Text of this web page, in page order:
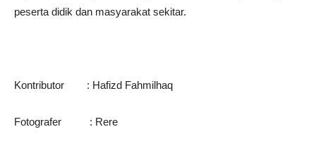
peserta didik dan masyarakat sekitar.
Kontributor : Hafizd Fahmilhaq
Fotografer : Rere